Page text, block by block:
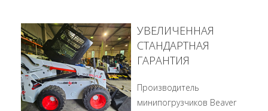
УВЕЛИЧЕННАЯ
СТАНДАРТНАЯ
ГАРАНТИЯ
Производитель
минипогрузчиков Beaver